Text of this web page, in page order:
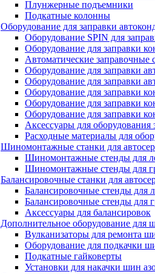
Плунжерные подъемники
Подкатные колонны
Оборудование для заправки
Оборудование SPIN для
Оборудование для заправки
Автоматические заправочные
Оборудование для заправки
Оборудование для заправки
Оборудование для заправки
Оборудование для заправки
Оборудование для заправки
Аксессуары для
Расходные материалы для
Шиномонтажные станки для
Шиномонтажные стенды для
Шиномонтажные стенды для
Балансировочные станки для
Балансировочные стенды для
Балансировочные стенды для
Аксессуары для балансировок
Дополнительное оборудование для
Вулканизаторы для ремонта
Оборудование для подкачки
Подкатные гайковерты
Установки для накачки шин